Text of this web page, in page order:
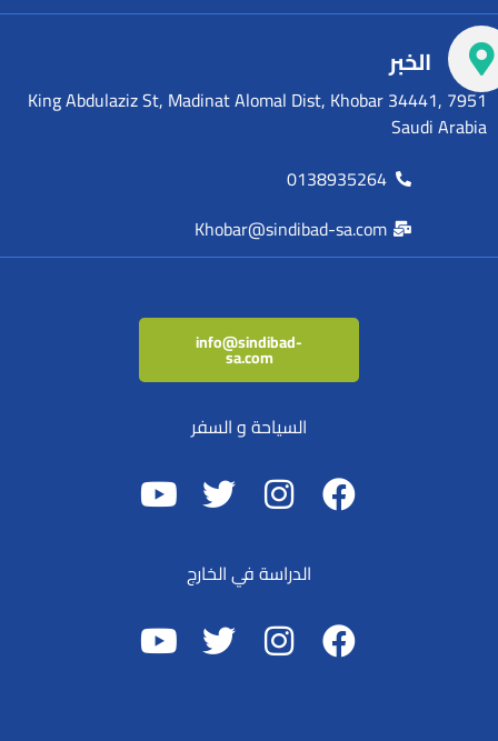
الخبر
7951 King Abdulaziz St, Madinat Alomal Dist, Khobar 34441,
Saudi Arabia
0138935264
Khobar@sindibad-sa.com
info@sindibad-
sa.com
السياحة و السفر
الدراسة في الخارج